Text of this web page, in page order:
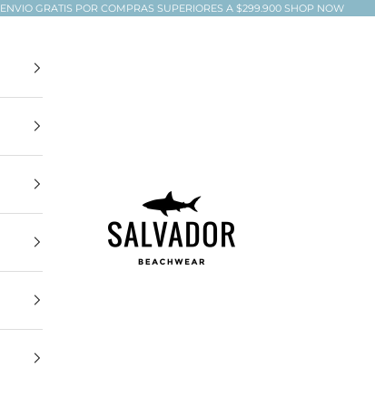
ENVIO GRATIS POR COMPRAS SUPERIORES A $299.900 SHOP NOW
Salvador Beachwear